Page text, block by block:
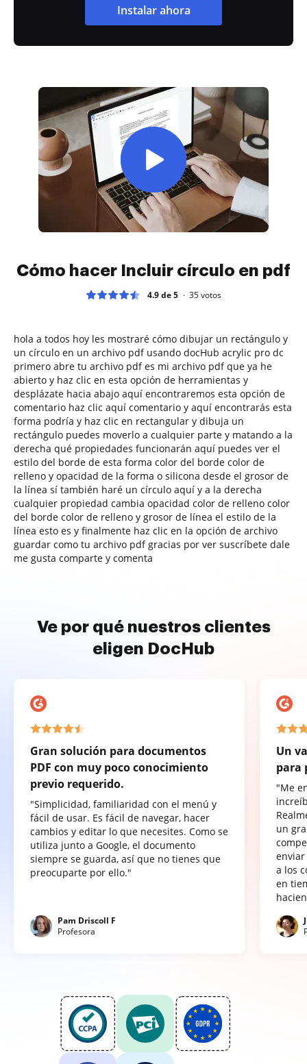
Instalar ahora
Cómo hacer Incluir círculo en pdf
4.9 de 5 35votos
hola a todos hoy les mostraré cómo dibujar un rectángulo y
un círculo en un archivo pdf usando docHub acrylic pro dc
primero abre tu archivo pdf es mi archivo pdf que ya he
abierto y haz clic en esta opción de herramientas y
desplázate hacia abajo aquí encontraremos esta opción de
comentario haz clic aquí comentario y aquí encontrarás esta
forma podría y haz clic en rectangular y dibuja un
rectángulo puedes moverlo a cualquier parte y matando a la
derecha qué propiedades funcionarán aquí puedes ver el
estilo del borde de esta forma color del borde color de
relleno y opacidad de la forma o silicona desde el grosor de
la línea sí también haré un círculo aquí y a la derecha
cualquier propiedad cambia opacidad color de relleno color
del borde color de relleno y grosor de línea el estilo de la
línea esto es y finalmente haz clic en la opción de archivo
guardar como tu archivo pdf gracias por ver suscríbete dale
me gusta comparte y comenta
Ve por qué nuestros clientes
eligen DocHub
Gran solución para documentos
PDF con muy poco conocimiento
previo requerido.
"Simplicidad, familiaridad con el menú y
fácil de usar. Es fácil de navegar, hacer
cambios y editar lo que necesites. Como se
utiliza junto a Google, el documento
siempre se guarda, así que no tienes que
preocuparte por ello."
Pam Driscoll F
Profesora
Un
para
"Me
un
a los
en